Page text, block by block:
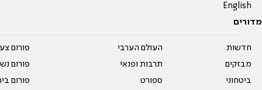
English
מדורים
חדשות
מבזקים
ביטחוני
העולם הערבי
תרבות ופנאי
ספורט
פורום
פורום
פורום